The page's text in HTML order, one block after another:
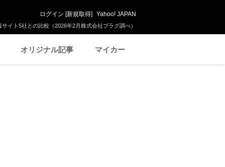
イト5社との比較（2026年2月株式会社プラグ調べ）
ログイン [新規取得] Yahoo! JAPAN
オリジナル記事 マイカー